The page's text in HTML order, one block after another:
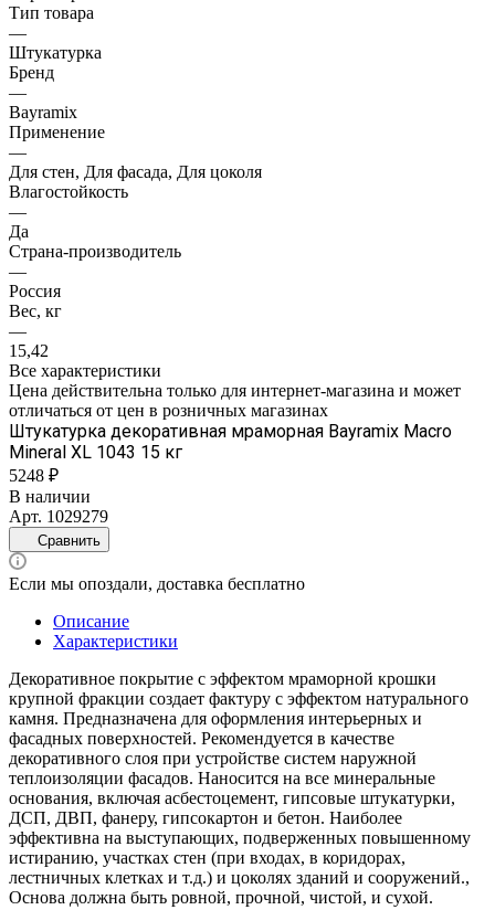
Тип товара
—
Штукатурка
Бренд
—
Bayramix
Применение
—
Для стен, Для фасада, Для цоколя
Влагостойкость
—
Да
Страна-производитель
—
Россия
Вес, кг
—
15,42
Все характеристики
Цена действительна только для интернет-магазина и может
отличаться от цен в розничных магазинах
Штукатурка декоративная мраморная Bayramix Macro
Mineral XL 1043 15 кг
5248 ₽
В наличии
Арт. 1029279
Сравнить
Если мы опоздали, доставка бесплатно
Описание
Характеристики
Декоративное покрытие с эффектом мраморной крошки
крупной фракции создает фактуру с эффектом натурального
камня. Предназначена для оформления интерьерных и
фасадных поверхностей. Рекомендуется в качестве
декоративного слоя при устройстве систем наружной
теплоизоляции фасадов. Наносится на все минеральные
основания, включая асбестоцемент, гипсовые штукатурки,
ДСП, ДВП, фанеру, гипсокартон и бетон. Наиболее
эффективна на выступающих, подверженных повышенному
истиранию, участках стен (при входах, в коридорах,
лестничных клетках и т.д.) и цоколях зданий и сооружений.,
Основа должна быть ровной, прочной, чистой, и сухой.